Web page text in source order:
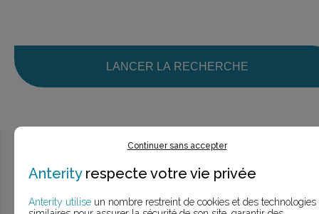
LANCER LA RECHERCHE
Ce n’est pas exactement ce que je recherche
> Voir larecherche approfondie
Continuer sans accepter
Anterityrespecte votre vie privée
Anterity utilise un nombre restreint de cookies et des technologies